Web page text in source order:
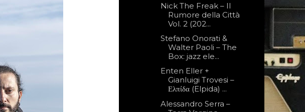
Nick The Freak – Il
Rumore della Città
Vol. 2 (202...
Stefano Onorati &
Walter Paoli – The
Box: jazz ele...
Enten Eller +
Gianluigi Trovesi –
Ελπίδα (Elpida) ...
Alessandro Serra –